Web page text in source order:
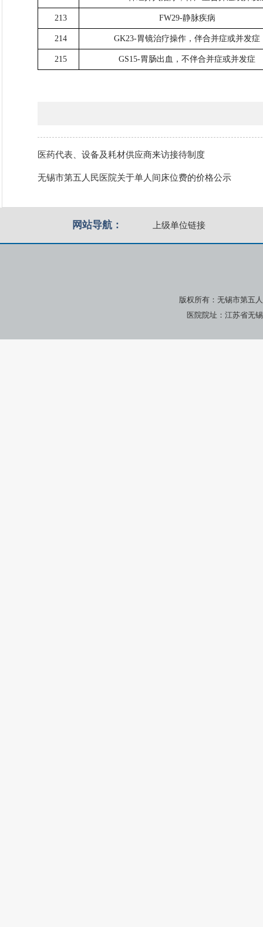
213 FW29-静脉疾病
214 GK23-胃镜治疗操作，伴合并症或并发症
215 GS15-胃肠出血，不伴合并症或并发症
医药代表、设备及耗材供应商来访接待制度
无锡市第五人民医院关于单人间床位费的价格公示
网站导航： 上级单位链接
版权所有：无锡市第五
医院院址：江苏省无